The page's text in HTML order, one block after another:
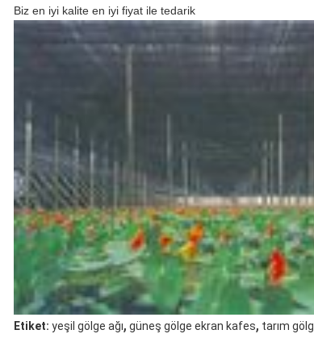
Biz en iyi kalite en iyi fiyat ile tedarik
Etiket: yeşil gölge ağı, güneş gölge ekran kafes, tarım